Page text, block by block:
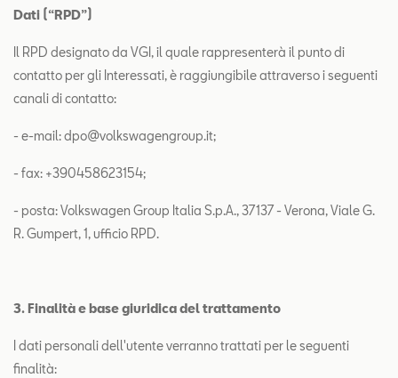
Dati (“RPD”)
Il RPD designato da VGI, il quale rappresenterà il punto di
contatto per gli Interessati, è raggiungibile attraverso i seguenti
canali di contatto:
- e-mail: dpo@volkswagengroup.it;
- fax: +390458623154;
- posta: Volkswagen Group Italia S.p.A., 37137 - Verona, Viale G.
R. Gumpert, 1, ufficio RPD.
3. Finalità e base giuridica del trattamento
I dati personali dell'utente verranno trattati per le seguenti
finalità: